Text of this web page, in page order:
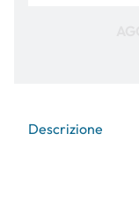
Descrizione